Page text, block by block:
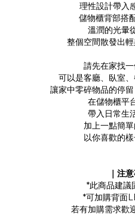
理性設計帶入
儲物櫃背部搭
溫潤的光暈
整個空間散發出輕
請先在家找
可以是客廳、臥室
讓家中零碎物品的停
在儲物櫃平
帶入日常生
加上一點簡
以你喜歡的樣
｜注
*此商品建議
*可加購背面
若有加購需求歡